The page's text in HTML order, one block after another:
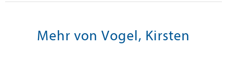
Mehr von Vogel, Kirsten